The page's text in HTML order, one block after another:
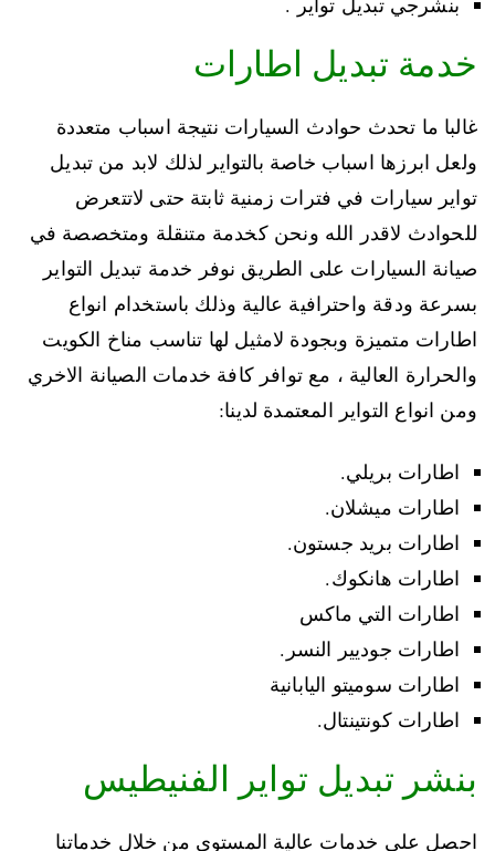
خدمة تبديل اطارات
غالبا ما تحدث حوادث السيارات نتيجة اسباب متعددة
ولعل ابرزها اسباب خاصة بالتواير لذلك لابد من تبديل
تواير سيارات في فترات زمنية ثابتة حتى لاتتعرض
للحوادث لاقدر الله ونحن كخدمة متنقلة ومتخصصة في
صيانة السيارات على الطريق نوفر خدمة تبديل التواير
بسرعة ودقة واحترافية عالية وذلك باستخدام انواع
اطارات متميزة وبجودة لامثيل لها تناسب مناخ الكويت
والحرارة العالية ، مع توافر كافة خدمات الصيانة الاخري
ومن انواع التواير المعتمدة لدينا:
اطارات بريلي.
اطارات ميشلان.
اطارات بريد جستون.
اطارات هانكوك.
اطارات التي ماكس
اطارات جوديير النسر.
اطارات سوميتو اليابانية
اطارات كونتينتال.
بنشر تبديل تواير الفنيطيس
احصل على خدمات عالية المستوي من خلال خدماتنا